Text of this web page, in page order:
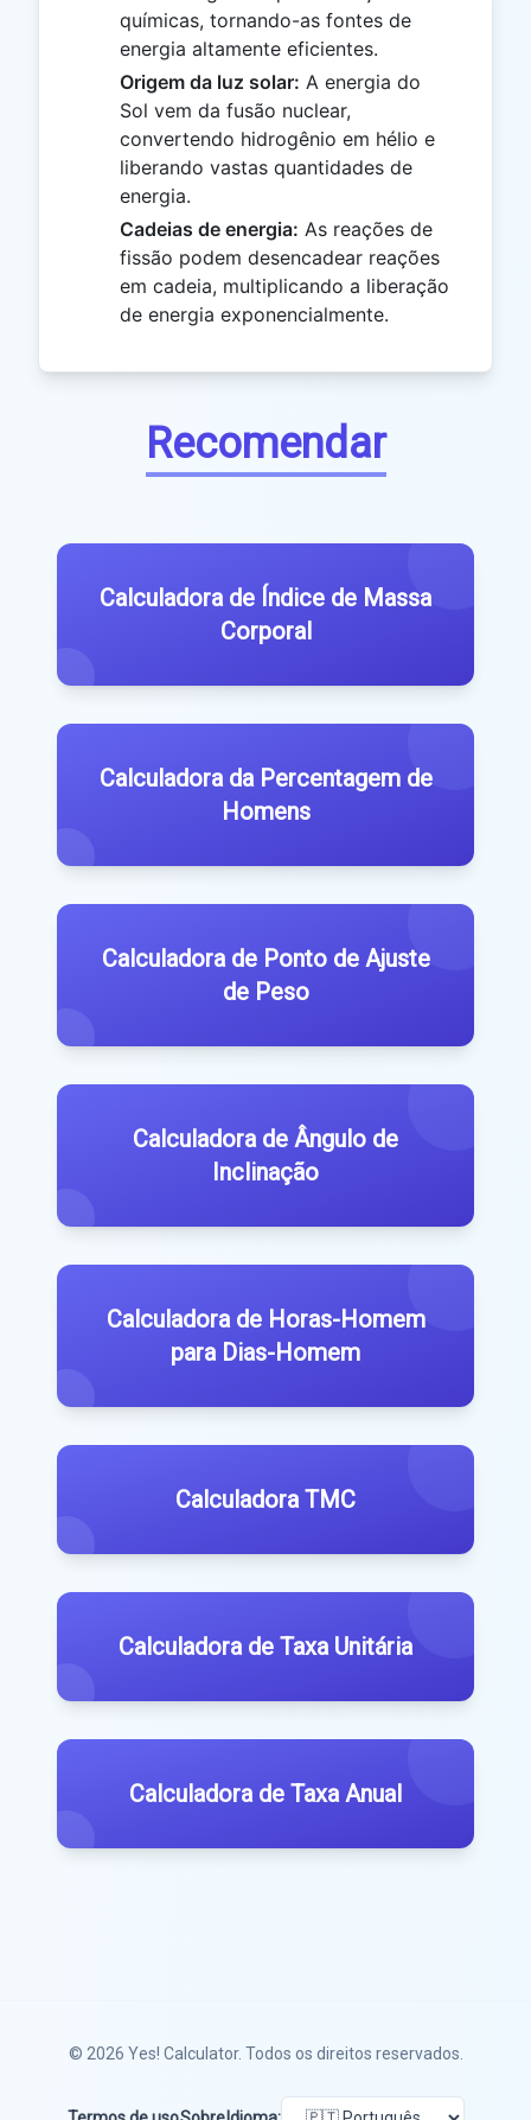
químicas, tornando-as fontes de
energia altamente eficientes.
Origem da luz solar: A energia do
Sol vem da fusão nuclear,
convertendo hidrogênio em hélio e
liberando vastas quantidades de
energia.
Cadeias de energia: As reações de
fissão podem desencadear reações
em cadeia, multiplicando a liberação
de energia exponencialmente.
Recomendar
Calculadora de Índice de Massa
Corporal
Calculadora da Percentagem de
Homens
Calculadora de Ponto de Ajuste
de Peso
Calculadora de Ângulo de
Inclinação
Calculadora de Horas-Homem
para Dias-Homem
Calculadora TMC
Calculadora de Taxa Unitária
Calculadora de Taxa Anual
© 2026 Yes! Calculator. Todos os direitos reservados.